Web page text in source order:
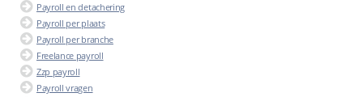
Payroll en detachering
Payroll per plaats
Payroll per branche
Freelance payroll
Zzp payroll
Payroll vragen